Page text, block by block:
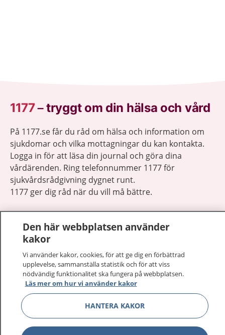
1177–tryggt om din hälsa och vård
På 1177.se får du råd om hälsa och information om
sjukdomar och vilka mottagningar du kan kontakta.
Logga in för att läsa din journal och göra dina
vårdärenden. Ring telefonnummer 1177 för
sjukvårdsrådgivning dygnet runt.
1177 ger dig råd när du vill må bättre.
1177 på flera språk
Om 1177
Kontakt Visa
Den här webbplatsen använder
kakor
Vi använder kakor, cookies, för att ge dig en förbättrad
upplevelse, sammanställa statistik och för att viss
nödvändig funktionalitet ska fungera på webbplatsen.
Läs mer om hur vi använder kakor
HANTERA KAKOR